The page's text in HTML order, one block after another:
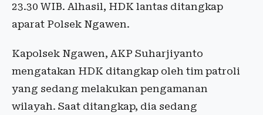
23.30 WIB. Alhasil, HDK lantas ditangkap
aparat Polsek Ngawen.
Kapolsek Ngawen, AKP Suharjiyanto
mengatakan HDK ditangkap oleh tim patroli
yang sedang melakukan pengamanan
wilayah. Saat ditangkap, dia sedang